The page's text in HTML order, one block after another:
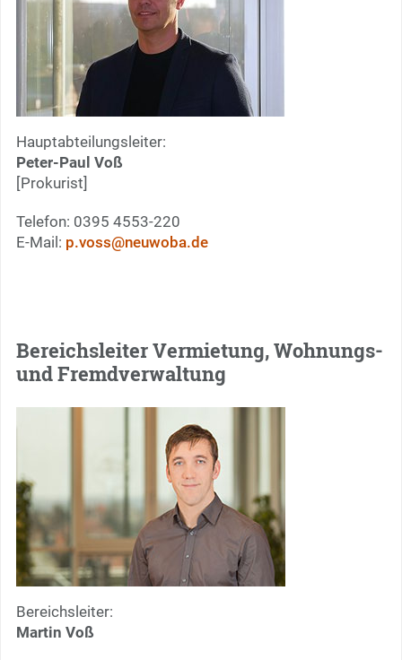
Hauptabteilungsleiter:
Peter-Paul Voß
[Prokurist]
Telefon: 0395 4553-220
E-Mail: p.voss@neuwoba.de
Bereichsleiter Vermietung, Wohnungs-
und Fremdverwaltung
Bereichsleiter:
Martin Voß